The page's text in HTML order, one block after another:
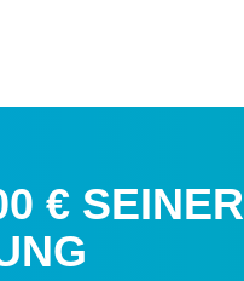
€ SEINER